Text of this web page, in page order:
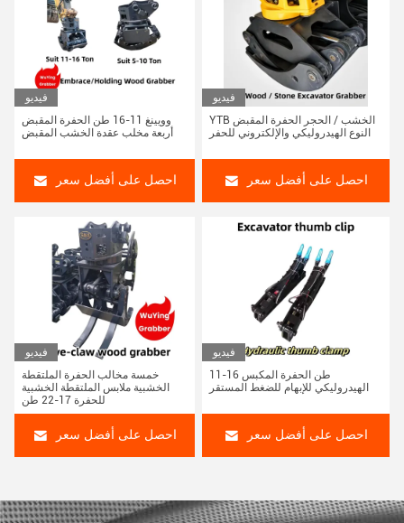
فيديو
وويينغ 11-16 طن الحفرة المقبض
أربعة مخلب عقدة الخشب المقبض
احصل على أفضل سعر
فيديو
YTB الخشب / الحجر الحفرة المقبض
النوع الهيدروليكي والإلكتروني للحفر
احصل على أفضل سعر
فيديو
خمسة مخالب الحفرة الملتقطة
الخشبية ملابس الملتقطة الخشبية
للحفرة 17-22 طن
احصل على أفضل سعر
فيديو
11-16 طن الحفرة المكبس
الهيدروليكي للإبهام للضغط المستقر
احصل على أفضل سعر